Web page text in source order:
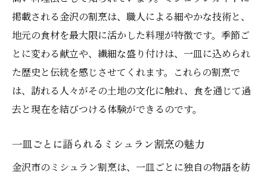
品
季節ごとに変化するミシュラン割烹の魅力
自然の移ろいを感じる金沢市の和食
新鮮な石川県産食材が引き立つミシュラン割烹
の魅力
地元食材が輝く金沢市のミシュラン割烹
金沢市のミシュラン割烹で味わう産地の恵
み
掲載される金沢の割烹は、職人による細やかな技術と、
地元の食材を最大限に活かした料理が特徴です。季節ご
とに変わる献立や、繊細な盛り付けは、一皿に込められ
た歴史と伝統を感じさせてくれます。これらの割烹で
は、訪れる人々がその土地の文化に触れ、食を通じて過
去と現在を結びつける体験ができるのです。
一皿ごとに語られるミシュラン割烹の魅力
金沢市のミシュラン割烹は、一皿ごとに独自の物語を紡